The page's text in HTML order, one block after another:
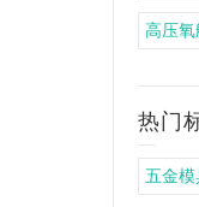
高压氧
热门
五金